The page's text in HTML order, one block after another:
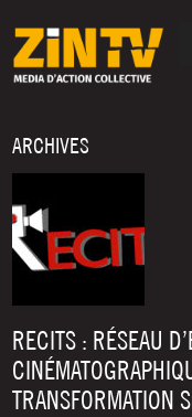
ARCHIVES
RECITS : RÉSEAU
TRANSFORMATION